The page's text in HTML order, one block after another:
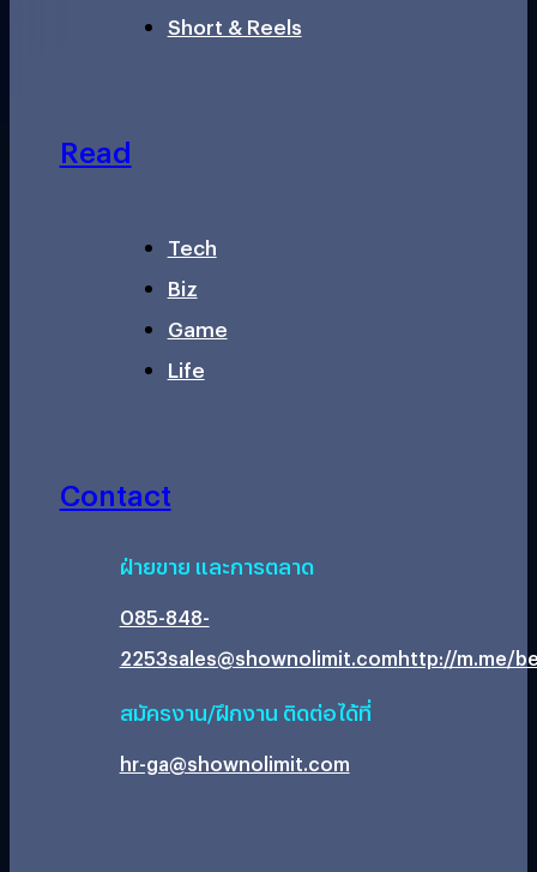
Short & Reels
Read
Tech
Biz
Game
Life
Contact
ฝ่ายขาย และการตลาด
085-848-
2253sales@shownolimit.comhttp://m.me/
สมัครงาน/ฝึกงาน ติดต่อได้ที่
hr-ga@shownolimit.com